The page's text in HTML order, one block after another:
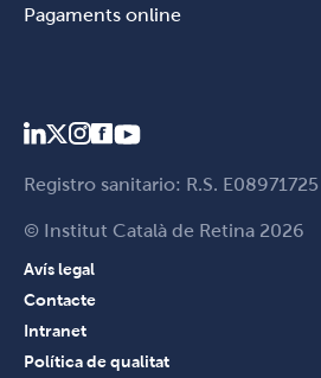
Pagaments online
Registro sanitario: R.S. E08971725
© Institut Català de Retina 2026
Avís legal
Contacte
Intranet
Política de qualitat